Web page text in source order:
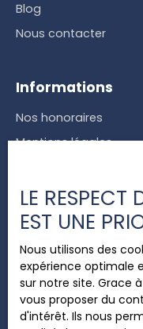
Blog
Nous contacter
Informations
Nos honoraires
Mentions légales
Plan du site
Gérer les cookies
Propulsé par
LE RESPECT
EST UNE
Nous utilisons des
expérience optimale
sur notre site. Grace
vous proposer du
d'intérêt. Ils nous